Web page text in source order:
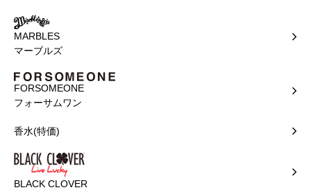
MARBLES
マーブルズ
FORSOMEONE
フォーサムワン
香水(特価)
BLACK CLOVER